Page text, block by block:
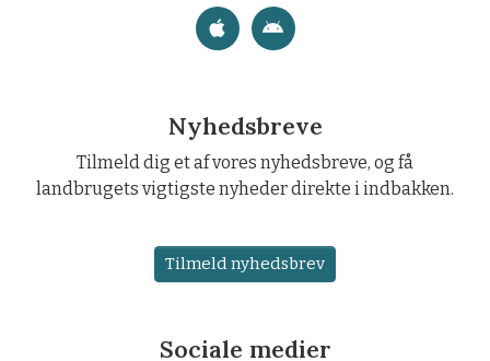
Nyhedsbreve
Tilmeld dig et af vores nyhedsbreve, og få
landbrugets vigtigste nyheder direkte i indbakken.
Tilmeld nyhedsbrev
Sociale medier